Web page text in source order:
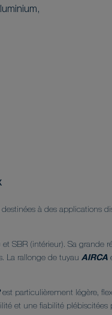
à des applications
SBR (intérieur). Sa grande
La rallonge de tuyau AIRCA
est particulièrement légère,
et une fiabilité plébiscitées